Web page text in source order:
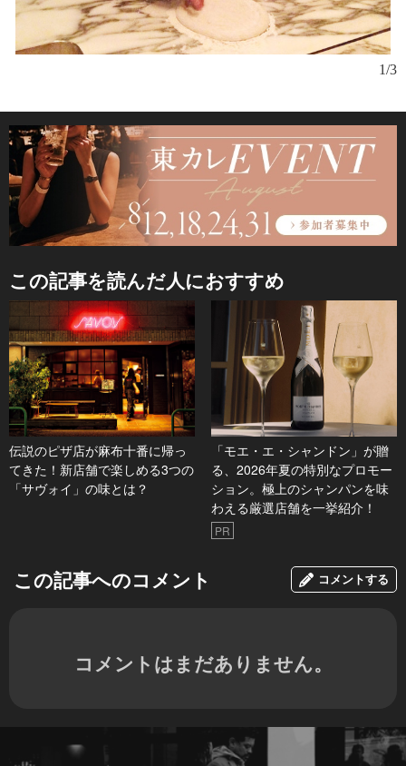
1/3
この記事を読んだ人におすすめ
伝説のピザ店が麻布十番に帰っ
てきた！新店舗で楽しめる3つの
「サヴォイ」の味とは？
「モエ・エ・シャンドン」が贈
る、2026年夏の特別なプロモー
ション。極上のシャンパンを味
わえる厳選店舗を一挙紹介！
PR
この記事へのコメント コメントする
コメントはまだありません。